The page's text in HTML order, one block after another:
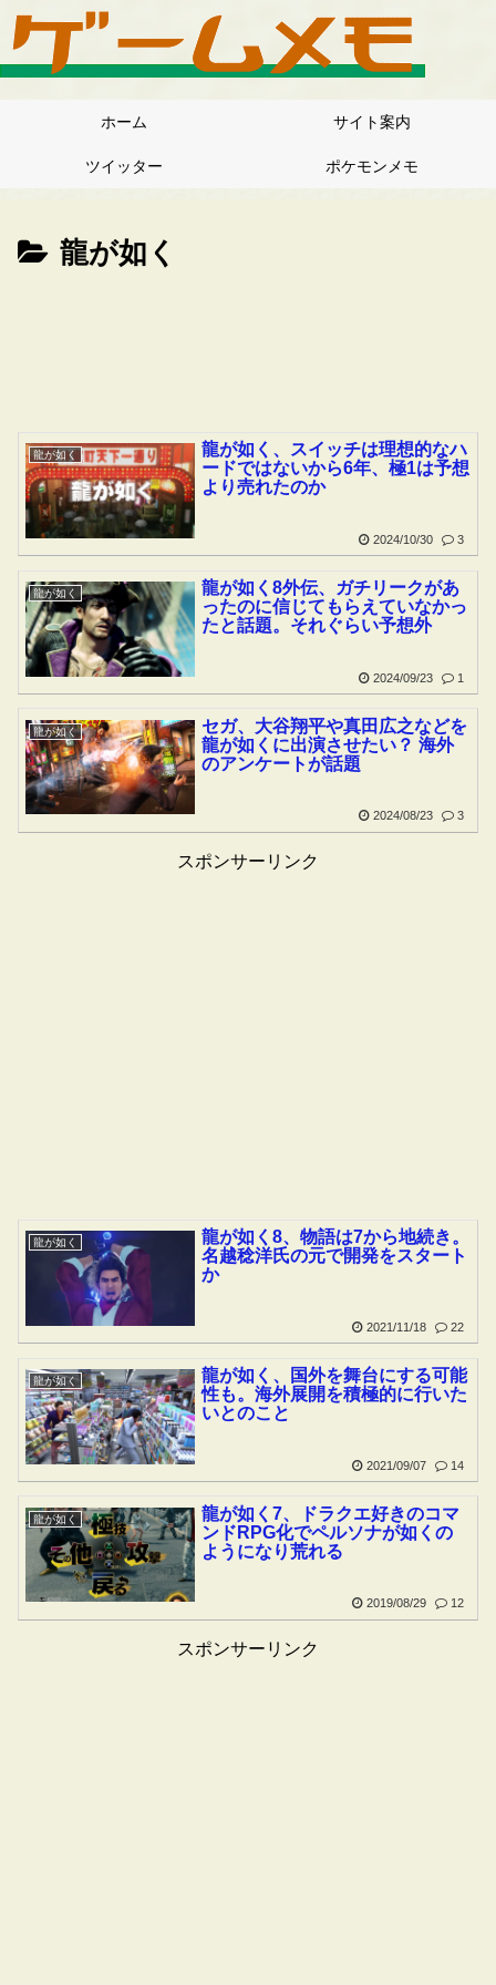
ホーム サイト案内
ツイッター ポケモンメモ
龍が如く
龍が如く
龍が如く、スイッチは理想的なハ
ードではないから6年、極1は予想
より売れたのか
2024/10/30 3
龍が如く
龍が如く8外伝、ガチリークがあ
ったのに信じてもらえていなかっ
たと話題。それぐらい予想外
2024/09/23 1
龍が如く
セガ、大谷翔平や真田広之などを
龍が如くに出演させたい？ 海外
のアンケートが話題
2024/08/23 3
スポンサーリンク
龍が如く
龍が如く8、物語は7から地続き。
名越稔洋氏の元で開発をスタート
か
2021/11/18 22
龍が如く
龍が如く、国外を舞台にする可能
性も。海外展開を積極的に行いた
いとのこと
2021/09/07 14
龍が如く
龍が如く7、ドラクエ好きのコマ
ンドRPG化でペルソナが如くの
ようになり荒れる
2019/08/29 12
スポンサーリンク